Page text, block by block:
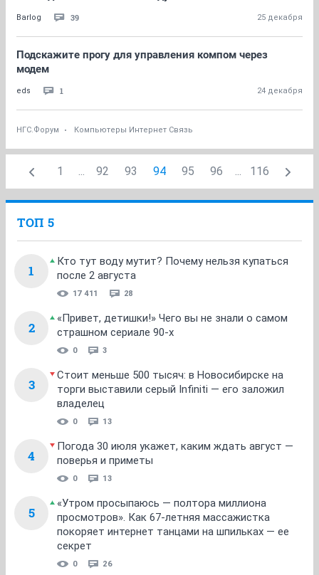
Barlog 39 25 декабря
Подскажите прогу для управления компом через
модем
eds 1 24 декабря
НГС.Форум Компьютеры Интернет Связь
1 ... 92 93 94 95 96 ... 116
ТОП 5
1
Кто тут воду мутит? Почему нельзя купаться
после 2 августа
17 411 28
2
«Привет, детишки!» Чего вы не знали о самом
страшном сериале 90-х
0 3
3
Стоит меньше 500 тысяч: в Новосибирске на
торги выставили серый Infiniti — его заложил
владелец
0 13
4
Погода 30 июля укажет, каким ждать август —
поверья и приметы
0 13
5
«Утром просыпаюсь — полтора миллиона
просмотров». Как 67-летняя массажистка
покоряет интернет танцами на шпильках — ее
секрет
0 26